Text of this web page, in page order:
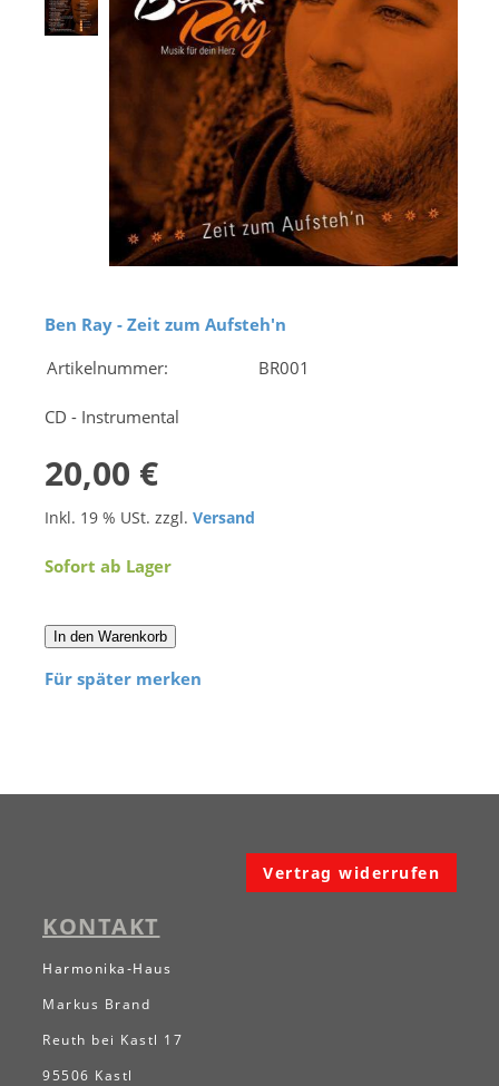
Ben Ray - Zeit zum Aufsteh'n
Artikelnummer:
BR001
CD - Instrumental
20,00 €
Inkl. 19 % USt. zzgl. Versand
Sofort ab Lager
In den Warenkorb
Für später merken
Vertrag widerrufen
KONTAKT
Harmonika-Haus
Markus Brand
Reuth bei Kastl 17
95506 Kastl